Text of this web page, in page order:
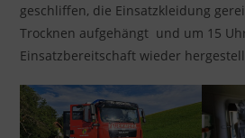
geschliffen, die Einsatzkleidung
Trocknen aufgehängt und um 15
Einsatzbereitschaft wieder